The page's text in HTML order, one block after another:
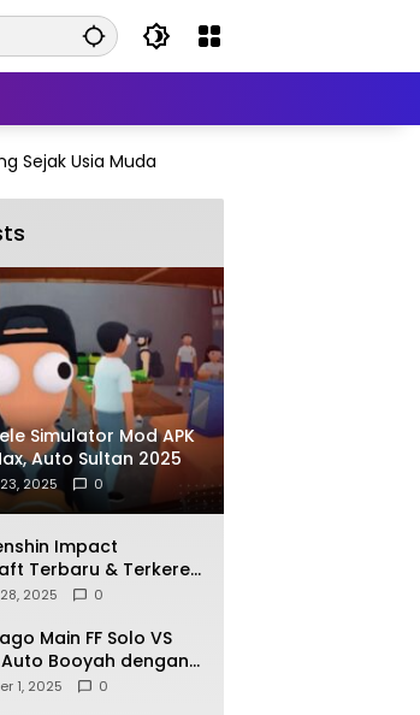
Sejak Usia Muda
Simulator Mod APK
Auto Sultan 2025
2025 0
Impact
Terbaru & Terkeren
2025 0
Main FF Solo VS
Booyah dengan
1, 2025 0